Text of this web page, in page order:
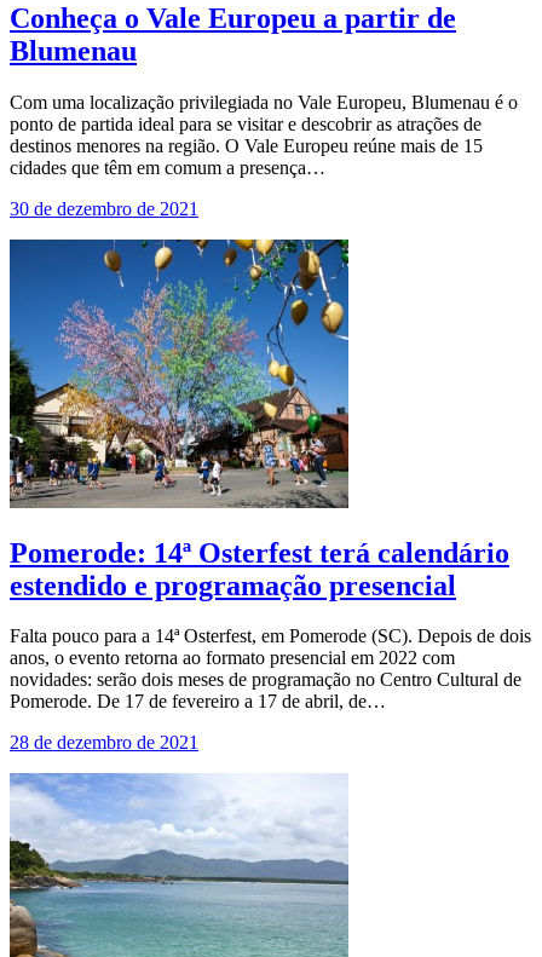
Conheça o Vale Europeu a partir de
Blumenau
Com uma localização privilegiada no Vale Europeu, Blumenau é o
ponto de partida ideal para se visitar e descobrir as atrações de
destinos menores na região. O Vale Europeu reúne mais de 15
cidades que têm em comum a presença…
30 de dezembro de 2021
Pomerode: 14ª Osterfest terá calendário
estendido e programação presencial
Falta pouco para a 14ª Osterfest, em Pomerode (SC). Depois de dois
anos, o evento retorna ao formato presencial em 2022 com
novidades: serão dois meses de programação no Centro Cultural de
Pomerode. De 17 de fevereiro a 17 de abril, de…
28 de dezembro de 2021